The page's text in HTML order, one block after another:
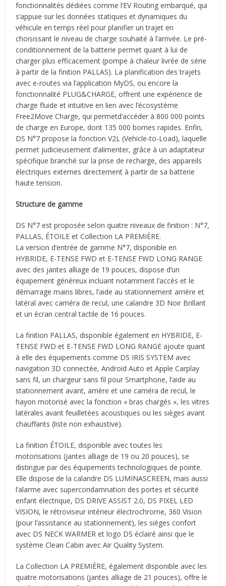
fonctionnalités dédiées comme l’EV Routing embarqué, qui
s’appuie sur les données statiques et dynamiques du
véhicule en temps réel pour planifier un trajet en
choisissant le niveau de charge souhaité à l’arrivée. Le pré-
conditionnement de la batterie permet quant à lui de
charger plus efficacement (pompe à chaleur livrée de série
à partir de la finition PALLAS). La planification des trajets
avec e-routes via l’application MyDS, ou encore la
fonctionnalité PLUG&CHARGE, offrent une expérience de
charge fluide et intuitive en lien avec l’écosystème
Free2Move Charge, qui permetd’accéder à 800 000 points
de charge en Europe, dont 135 000 bornes rapides. Enfin,
DS N°7 propose la fonction V2L (Vehicle-to-Load), laquelle
permet judicieusement d’alimenter, grâce à un adaptateur
spécifique branché sur la prise de recharge, des appareils
électriques externes directement à partir de sa batterie
haute tension.
Structure de gamme
DS N°7 est proposée selon quatre niveaux de finition : N°7,
PALLAS, ÉTOILE et Collection LA PREMIÈRE.
La version d’entrée de gamme N°7, disponible en
HYBRIDE, E-TENSE FWD et E-TENSE FWD LONG RANGE
avec des jantes alliage de 19 pouces, dispose d’un
équipement généreux incluant notamment l’accès et le
démarrage mains libres, l’aide au stationnement arrière et
latéral avec caméra de recul, une calandre 3D Noir Brillant
et un écran central tactile de 16 pouces.
La finition PALLAS, disponible également en HYBRIDE, E-
TENSE FWD et E-TENSE FWD LONG RANGE ajoute quant
à elle des équipements comme DS IRIS SYSTEM avec
navigation 3D connectée, Android Auto et Apple Carplay
sans fil, un chargeur sans fil pour Smartphone, l’aide au
stationnement avant, arrière et une caméra de recul, le
hayon motorisé avec la fonction « bras chargés », les vitres
latérales avant feuilletées acoustiques ou les sièges avant
chauffants (liste non exhaustive).
La finition ÉTOILE, disponible avec toutes les
motorisations (jantes alliage de 19 ou 20 pouces), se
distingue par des équipements technologiques de pointe.
Elle dispose de la calandre DS LUMINASCREEN, mais aussi
l’alarme avec supercondamnation des portes et sécurité
enfant électrique, DS DRIVE ASSIST 2.0, DS PIXEL LED
VISION, le rétroviseur intérieur électrochrome, 360 Vision
(pour l’assistance au stationnement), les sièges confort
avec DS NECK WARMER et logo DS éclairé ainsi que le
système Clean Cabin avec Air Quality System.
La Collection LA PREMIÈRE, également disponible avec les
quatre motorisations (jantes alliage de 21 pouces), offre le